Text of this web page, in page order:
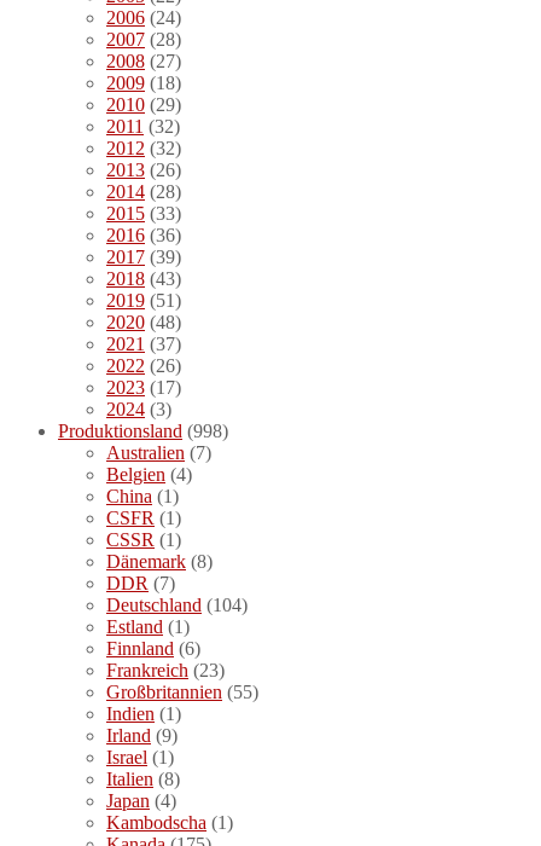
2006 (24)
2007 (28)
2008 (27)
2009 (18)
2010 (29)
2011 (32)
2012 (32)
2013 (26)
2014 (28)
2015 (33)
2016 (36)
2017 (39)
2018 (43)
2019 (51)
2020 (48)
2021 (37)
2022 (26)
2023 (17)
2024 (3)
Produktionsland (998)
Australien (7)
Belgien (4)
China (1)
CSFR (1)
CSSR (1)
Dänemark (8)
DDR (7)
Deutschland (104)
Estland (1)
Finnland (6)
Frankreich (23)
Großbritannien (55)
Indien (1)
Irland (9)
Israel (1)
Italien (8)
Japan (4)
Kambodscha (1)